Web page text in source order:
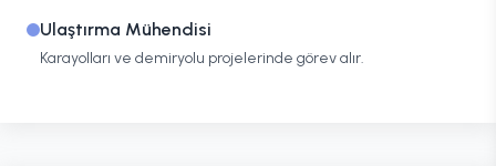
Ulaştırma Mühendisi
Karayolları ve demiryolu projelerinde görev alır.